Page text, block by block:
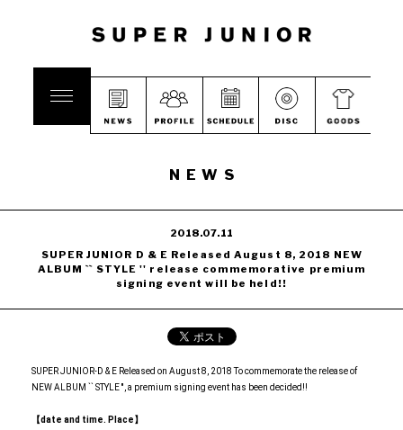
NEWS
2018.07.11
SUPER JUNIOR D & E Released August 8, 2018 NEW
ALBUM `` STYLE '' release commemorative premium
signing event will be held!!
SUPER JUNIOR-D & E Released on August 8, 2018 To commemorate the release of
NEW ALBUM `` STYLE '', a premium signing event has been decided!!
【date and time. Place】